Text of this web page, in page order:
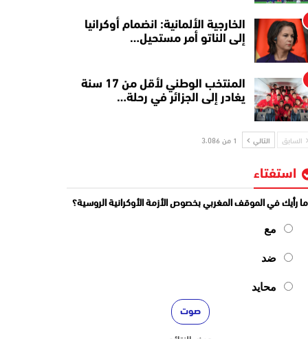
الخارجية الألمانية: انضمام أوكرانيا
إلى الناتو أمر مستحيل…
المنتخب الوطني لأقل من 17 سنة
يغادر إلى الجزائر في رحلة…
السابق التالي 1 من 3٬086
استفتاء
ما رأيك في الموقف المغربي بخصوص الأزمة الأوكرانية الروسية؟
مع
ضد
محايد